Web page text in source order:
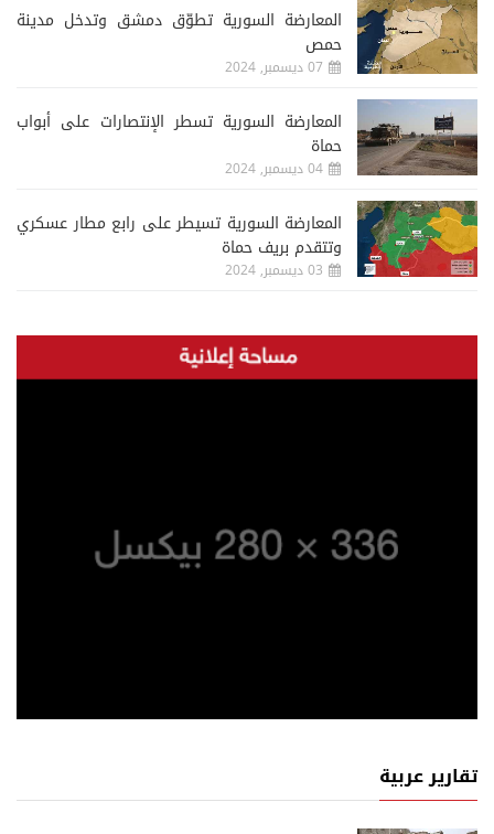
المعارضة السورية تطوّق دمشق وتدخل مدينة
حمص
07 ديسمبر, 2024
المعارضة السورية تسطر الإنتصارات على أبواب
حماة
04 ديسمبر, 2024
المعارضة السورية تسيطر على رابع مطار عسكري
وتتقدم بريف حماة
03 ديسمبر, 2024
تقارير عربية